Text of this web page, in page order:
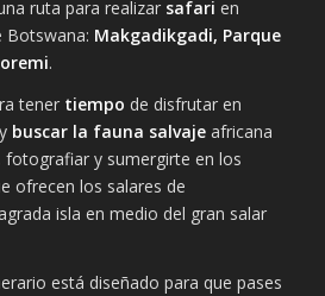
ruta para realizar safari en
Botswana: Makgadikgadi, Parque
.
tener tiempo de disfrutar en
buscar la fauna salvajeafricana
fotografiar y sumergirte en los
ofrecen los salares de
isla en medio del gran salar
está diseñado para que pases